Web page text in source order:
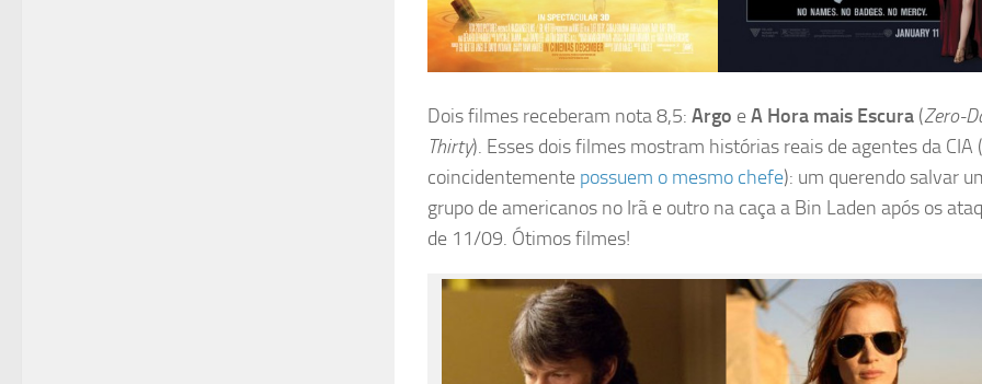
Dois filmes receberam nota 8,5: Argo eA Hora mais Escura (Zero-
Thirty). Esses dois filmes mostram histórias reais de agentes da CIA
coincidentemente possuem o mesmo chefe): um querendo salvar
grupo de americanos no Irã e outro na caça a Bin Laden após os
de 11/09. Ótimos filmes!